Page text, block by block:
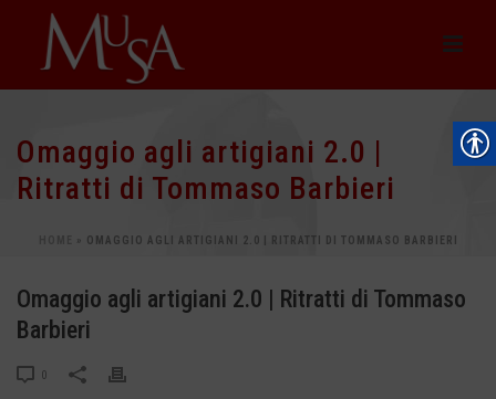
Omaggio agli artigiani 2.0 |
Ritratti di Tommaso Barbieri
» OMAGGIO AGLI ARTIGIANI 2.0 | RITRATTI DI TOMMASO BARBIERI
Omaggio agli artigiani 2.0 | Ritratti di Tommaso
Barbieri
0